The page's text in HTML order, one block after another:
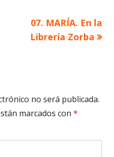
Artículo
siguiente
07. MARÍA. En la
Librería Zorba
no será publicada.
marcados con *